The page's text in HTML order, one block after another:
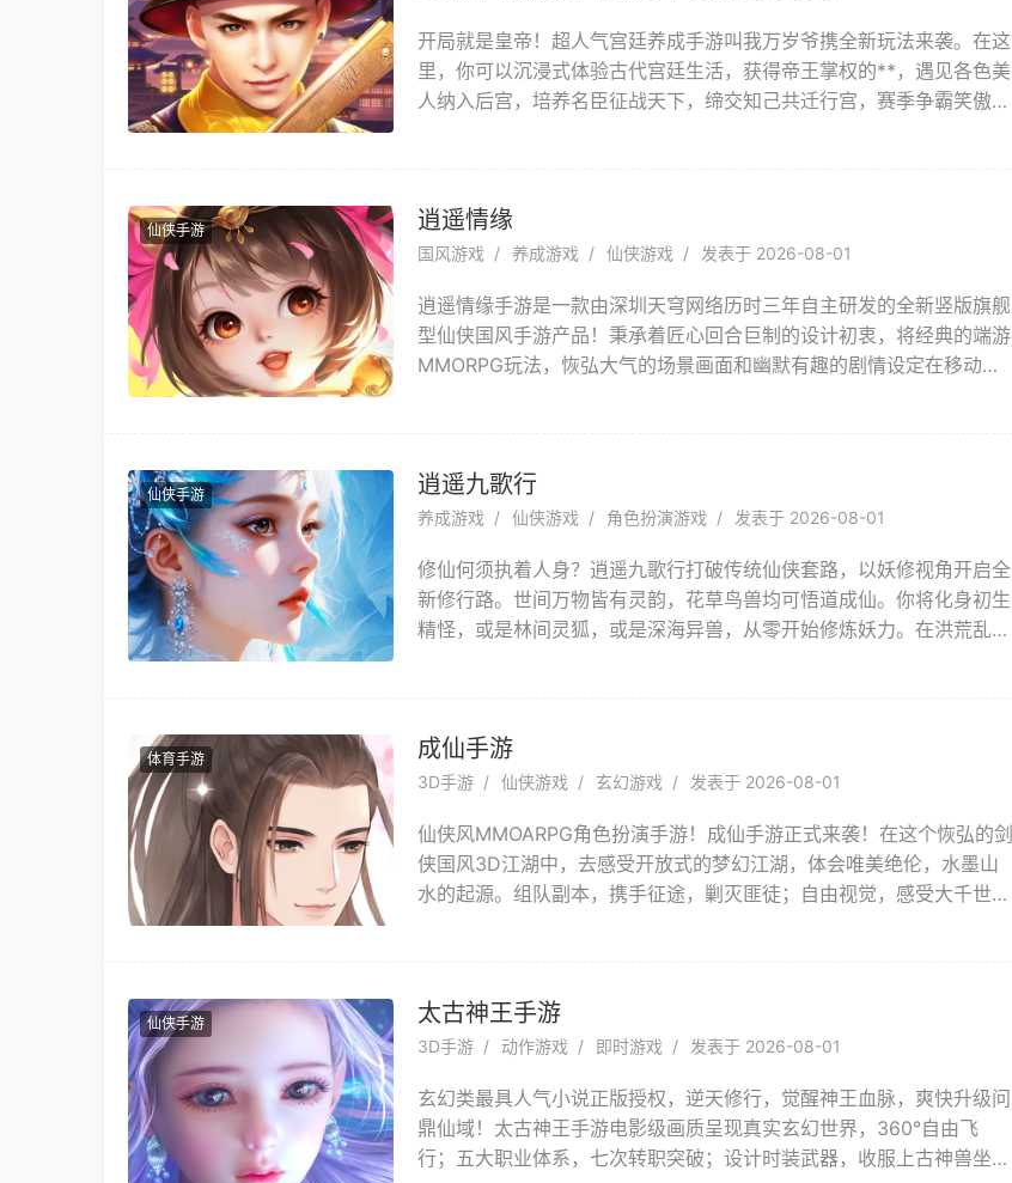
开局就是皇帝！超人气宫廷养成手游叫我万岁爷携全新玩法来袭。在这
里，你可以沉浸式体验古代宫廷生活，获得帝王掌权的**，遇见各色美
人纳入后宫，培养名臣征战天下，缔交知己共迁行宫，赛季争霸笑傲九
仙侠手游 逍遥情缘
国风游戏 养成游戏 仙侠游戏 发表于 2026-08-01
逍遥情缘手游是一款由深圳天穹网络历时三年自主研发的全新竖版旗舰
型仙侠国风手游产品！秉承着匠心回合巨制的设计初衷，将经典的端游
MMORPG玩法，恢弘大气的场景画面和幽默有趣的剧情设定在移动端
仙侠手游 逍遥九歌行
养成游戏 仙侠游戏 角色扮演游戏 发表于 2026-08-01
修仙何须执着人身？逍遥九歌行打破传统仙侠套路，以妖修视角开启全
新修行路。世间万物皆有灵韵，花草鸟兽均可悟道成仙。你将化身初生
精怪，或是林间灵狐，或是深海异兽，从零开始修炼妖力。在洪荒乱世
体育手游 成仙手游
3D手游 仙侠游戏 玄幻游戏 发表于 2026-08-01
仙侠风MMOARPG角色扮演手游！成仙手游正式来袭！在这个恢弘的剑
侠国风3D江湖中，去感受开放式的梦幻江湖，体会唯美绝伦，水墨山
水的起源。组队副本，携手征途，剿灭匪徒；自由视觉，感受大千世
仙侠手游 太古神王手游
3D手游 动作游戏 即时游戏 发表于 2026-08-01
玄幻类最具人气小说正版授权，逆天修行，觉醒神王血脉，爽快升级问
鼎仙域！太古神王手游电影级画质呈现真实玄幻世界，360°自由飞
行；五大职业体系，七次转职突破；设计时装武器，收服上古神兽坐